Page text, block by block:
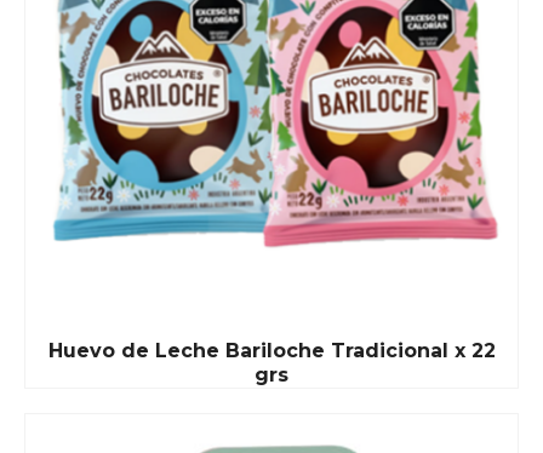
Huevo de Leche Bariloche Tradicional x 22
grs